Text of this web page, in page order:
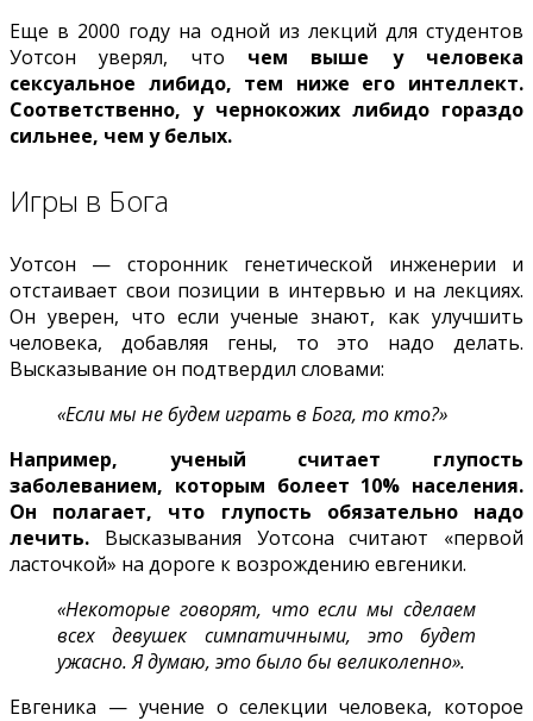
Еще в 2000 году на одной из лекций для студентов
Уотсон уверял, что чем выше у человека
сексуальное либидо, тем ниже его интеллект.
Соответственно, у чернокожих либидо гораздо
сильнее, чем у белых.
Игры в Бога
Уотсон — сторонник генетической инженерии и
отстаивает свои позиции в интервью и на лекциях.
Он уверен, что если ученые знают, как улучшить
человека, добавляя гены, то это надо делать.
Высказывание он подтвердил словами:
«Если мы не будем играть в Бога, то кто?»
Например, ученый считает глупость
заболеванием, которым болеет 10% населения.
Он полагает, что глупость обязательно надо
лечить. Высказывания Уотсона считают «первой
ласточкой» на дороге к возрождению евгеники.
«Некоторые говорят, что если мы сделаем
всех девушек симпатичными, это будет
ужасно. Я думаю, это было бы великолепно».
Евгеника — учение о селекции человека, которое